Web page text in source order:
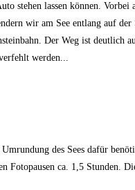
stehen lassen können. Vorbei
wir am See entlang auf der
Der Weg ist deutlich
werden...
des Sees dafür
Fotopausen ca. 1,5 Stunden.